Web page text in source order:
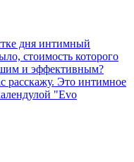
дня интимный
стоимость которого
и эффективным?
расскажу. Это интимное
"Evo